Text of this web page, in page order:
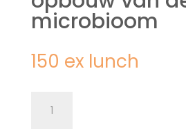
microbioom
150 ex lunch